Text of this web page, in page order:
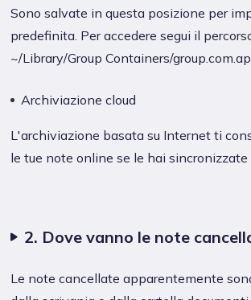
Sono salvate in questa posizione per
predefinita. Per accedere segui il
~/Library/Group Containers/
Archiviazione cloud
L'archiviazione basata su Internet ti
le tue note online se le hai sincronizzate
2. Dove vanno le note
Le note cancellate apparentemente